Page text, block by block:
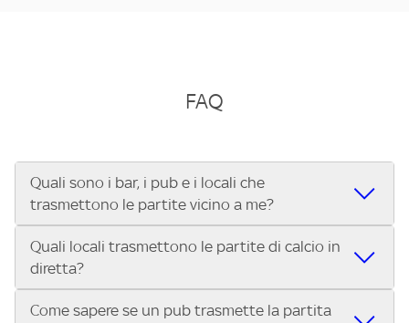
FAQ
Quali sono i bar, i pub e i locali che
trasmettono le partite vicino a me?
Se cerchi un bar, pub, ristorante o locale vicino a te per
vedere le partite di Serie A ENILIVE, la Serie C Sky Wifi, la
UEFA Champions League, la UEFA Europa League, la UEFA
Conference League, il Tennis, la Formula 1®, la MotoGP™ e
Quali locali trasmettono le partite di calcio in
diretta?
Vuoi sapere quali bar, pub o ristoranti mostrano le partite
Come sapere se un pub trasmette la partita